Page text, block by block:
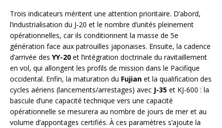
Trois indicateurs méritent une attention prioritaire. D’abord,
l’industrialisation du J-20 et le nombre d’unités pleinement
opérationnelles, car ils conditionnent la masse de 5e
génération face aux patrouilles japonaises. Ensuite, la cadence
d’arrivée des YY-20 et l’intégration doctrinale du ravitaillement
en vol, qui allongent les profils de mission dans le Pacifique
occidental. Enfin, la maturation du Fujian et la qualification des
cycles aériens (lancements/arrestages) avec J-35 et KJ-600 : la
bascule d’une capacité technique vers une capacité
opérationnelle se mesurera au nombre de jours de mer et au
volume d’appontages certifiés. À ces paramètres s’ajoute la